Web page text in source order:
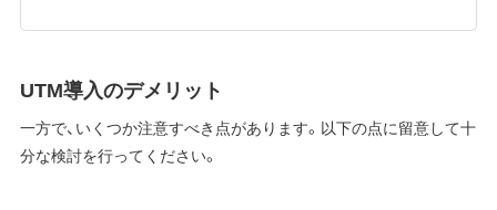
UTM導入のデメリット
一方で、いくつか注意すべき点があります。以下の点に留意して十
分な検討を行ってください。